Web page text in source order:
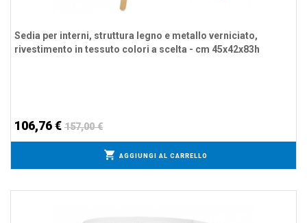
Sedia per interni, struttura legno e metallo verniciato,
rivestimento in tessuto colori a scelta - cm 45x42x83h
106,76 € 157,00 €
AGGIUNGI AL CARRELLO